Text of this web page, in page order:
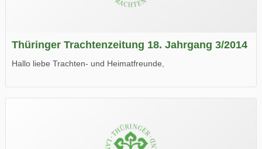
Thüringer Trachtenzeitung 18. Jahrgang 3/2014
Hallo liebe Trachten- und Heimatfreunde,
Wir wünschen Euch viel Spaß beim Lesen.